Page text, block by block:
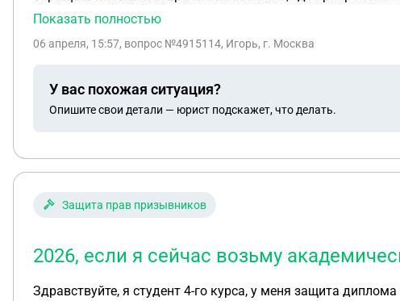
направляют в другой корпус/филиал. На вопрос
Показать полностью
06 апреля, 15:57, вопрос №4915114, Игорь, г. Москва
У вас похожая ситуация?
Опишите свои детали — юрист подскажет, что делать.
Защита прав призывников
2026, если я сейчас возьму
Здравствуйте, я студент 4-го курса, у меня защита